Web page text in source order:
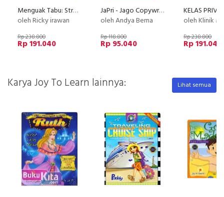
Menguak Tabu: Strategi Gelap Mengoptimalkan TikTok Shop
oleh Ricky irawan
Rp 238.800
Rp 191.040
JaPri - Jago Copywriting
oleh Andya Berna
Rp 118.800
Rp 95.040
oleh Klinik
Rp 238.800
Rp 191.040
Karya Joy To Learn lainnya: Lihat semua